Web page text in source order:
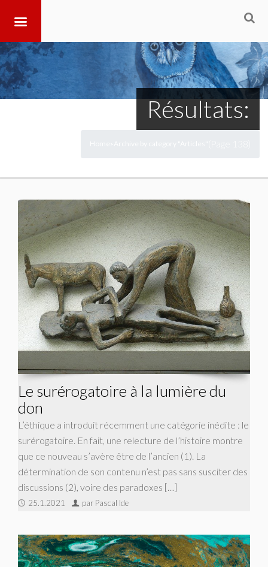
Résultats:
Le surérogatoire à la lumière du
don
L’éthique a introduit récemment une catégorie inédite : le
surérogatoire. En fait, une relecture de l’histoire montre
que ce nouveau s’avère être de l’ancien (1). La
détermination de son contenu n’est pas sans susciter des
discussions (2), voire des paradoxes […]
25.1.2021 par Pascal Ide